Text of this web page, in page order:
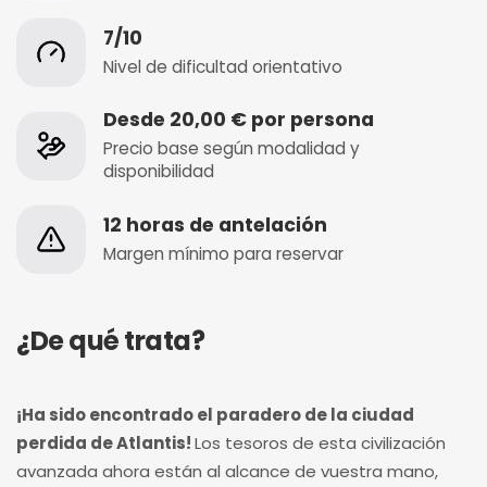
7/10
Nivel de dificultad orientativo
Desde 20,00 € por persona
Precio base según modalidad y
disponibilidad
12 horas de antelación
Margen mínimo para reservar
¿De qué trata?
¡Ha sido encontrado el paradero de la ciudad
perdida de Atlantis!Los tesoros de esta civilización
avanzada ahora están al alcance de vuestra mano,